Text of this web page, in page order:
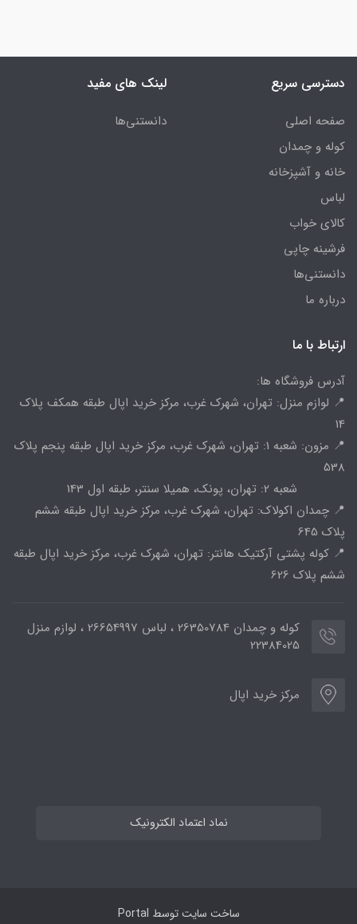
دسترسی سریع
صفحه اصلی
کوله و چمدان
خانه و آشپزخانه
لباس
کالای خواب
فرشینه چاپی
دانستنی‌ها
درباره ما
لینک های مفید
دانستنی‌ها
ارتباط با ما
آدرس فروشگاه ها:
📍 لوازم منزل: تهران، شهرک غرب، مرکز خرید اپال طبقه همکف پلاک
14
📍 مزون: شعبه 1: تهران، شهرک غرب، مرکز خرید اپال طبقه پنجم پلاک
538
شعبه 2: تهران، پونک، همیلا سنتر، طبقه اول 143
📍 چمدان اکولاک: تهران، شهرک غرب، مرکز خرید اپال طبقه ششم
پلاک 645
📍 کوله پشتی آرکتیک هانتر: تهران، شهرک غرب، مرکز خرید اپال طبقه
ششم پلاک 626
کوله و چمدان 26350784 ، لباس 26654997 ، لوازم منزل
22384025
مرکز خرید اپال
نماد اعتماد الکترونیک
ساخت سایت توسط Portal